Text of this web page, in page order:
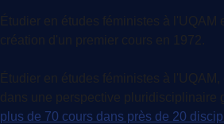
Étudier en études féministes à l'UQAM
création d'un premier cours en 1972.
Étudier en études féministes à l'UQAM,
dans une perspective pluridisciplinaire
plus de 70 cours dans près de 20